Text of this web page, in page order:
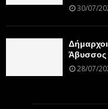
30/07/
Άβυσσος
28/07/